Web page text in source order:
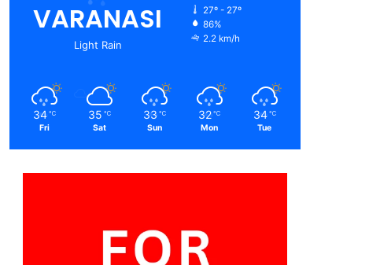
VARANASI
Light Rain
27º - 27º
86%
2.2 km/h
34 ℃
Fri
35 ℃
Sat
33 ℃
Sun
32 ℃
Mon
34 ℃
Tue